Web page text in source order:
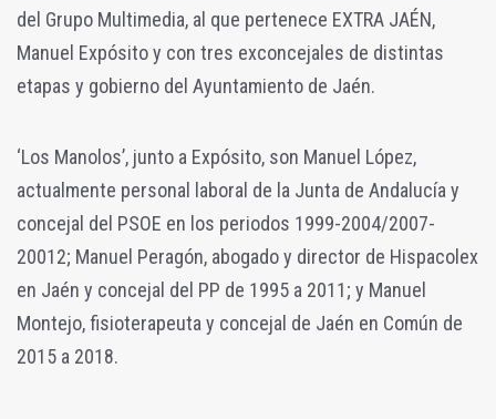
del Grupo Multimedia, al que pertenece EXTRA JAÉN,
Manuel Expósito y con tres exconcejales de distintas
etapas y gobierno del Ayuntamiento de Jaén.
‘Los Manolos’, junto a Expósito, son Manuel López,
actualmente personal laboral de la Junta de Andalucía y
concejal del PSOE en los periodos 1999-2004/2007-
20012; Manuel Peragón, abogado y director de Hispacolex
en Jaén y concejal del PP de 1995 a 2011; y Manuel
Montejo, fisioterapeuta y concejal de Jaén en Común de
2015 a 2018.